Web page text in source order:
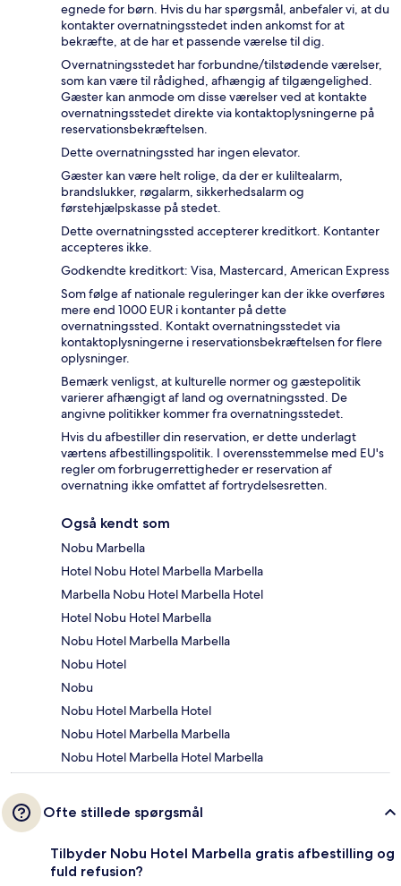
egnede for børn. Hvis du har spørgsmål, anbefaler vi, at du
kontakter overnatningsstedet inden ankomst for at
bekræfte, at de har et passende værelse til dig.
Overnatningsstedet har forbundne/tilstødende værelser,
som kan være til rådighed, afhængig af tilgængelighed.
Gæster kan anmode om disse værelser ved at kontakte
overnatningsstedet direkte via kontaktoplysningerne på
reservationsbekræftelsen.
Dette overnatningssted har ingen elevator.
Gæster kan være helt rolige, da der er kuliltealarm,
brandslukker, røgalarm, sikkerhedsalarm og
førstehjælpskasse på stedet.
Dette overnatningssted accepterer kreditkort. Kontanter
accepteres ikke.
Godkendte kreditkort: Visa, Mastercard, American Express
Som følge af nationale reguleringer kan der ikke overføres
mere end 1000 EUR i kontanter på dette
overnatningssted. Kontakt overnatningsstedet via
kontaktoplysningerne i reservationsbekræftelsen for flere
oplysninger.
Bemærk venligst, at kulturelle normer og gæstepolitik
varierer afhængigt af land og overnatningssted. De
angivne politikker kommer fra overnatningsstedet.
Hvis du afbestiller din reservation, er dette underlagt
værtens afbestillingspolitik. I overensstemmelse med EU's
regler om forbrugerrettigheder er reservation af
overnatning ikke omfattet af fortrydelsesretten.
Også kendt som
Nobu Marbella
Hotel Nobu Hotel Marbella Marbella
Marbella Nobu Hotel Marbella Hotel
Hotel Nobu Hotel Marbella
Nobu Hotel Marbella Marbella
Nobu Hotel
Nobu
Nobu Hotel Marbella Hotel
Nobu Hotel Marbella Marbella
Nobu Hotel Marbella Hotel Marbella
Ofte stillede spørgsmål
Tilbyder Nobu Hotel Marbella gratis afbestilling og
fuld refusion?